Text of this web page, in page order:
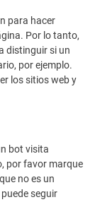
para hacer
Por lo tanto,
distinguir si un
por ejemplo.
los sitios web y
bot visita
por favor marque
no es un
seguir